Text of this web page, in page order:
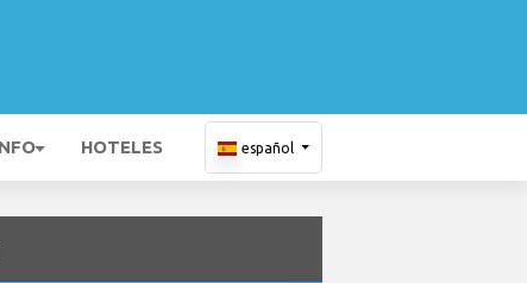
HOTELES español